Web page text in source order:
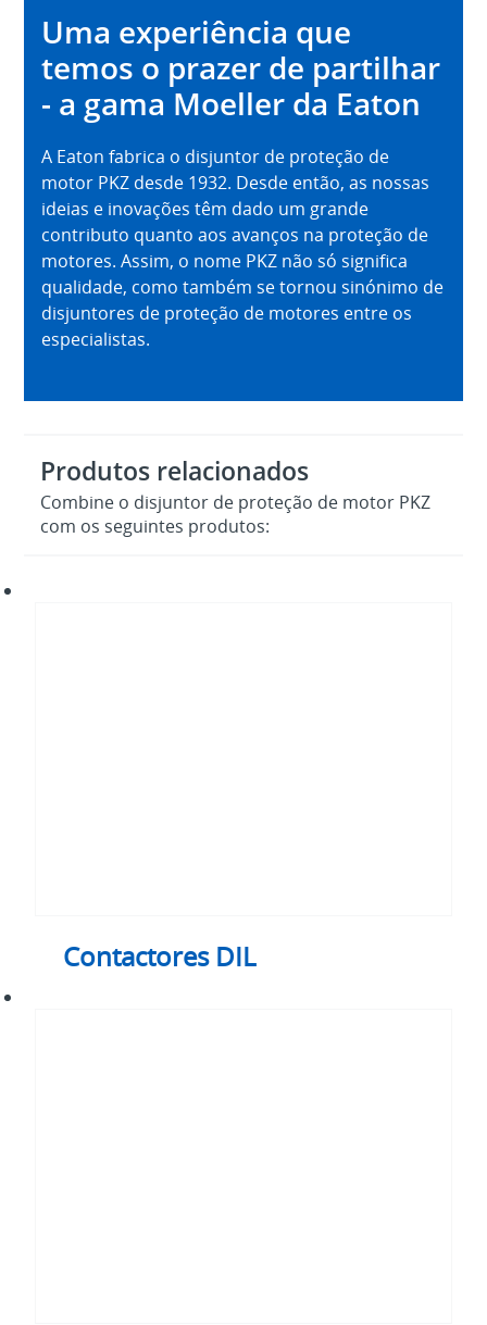
Uma experiência que
temos o prazer de partilhar
- a gama Moeller da Eaton
A Eaton fabrica o disjuntor de proteção de
motor PKZ desde 1932. Desde então, as nossas
ideias e inovações têm dado um grande
contributo quanto aos avanços na proteção de
motores. Assim, o nome PKZ não só significa
qualidade, como também se tornou sinónimo de
disjuntores de proteção de motores entre os
especialistas.
Produtos relacionados
Combine o disjuntor de proteção de motor PKZ
com os seguintes produtos:
Contactores DIL